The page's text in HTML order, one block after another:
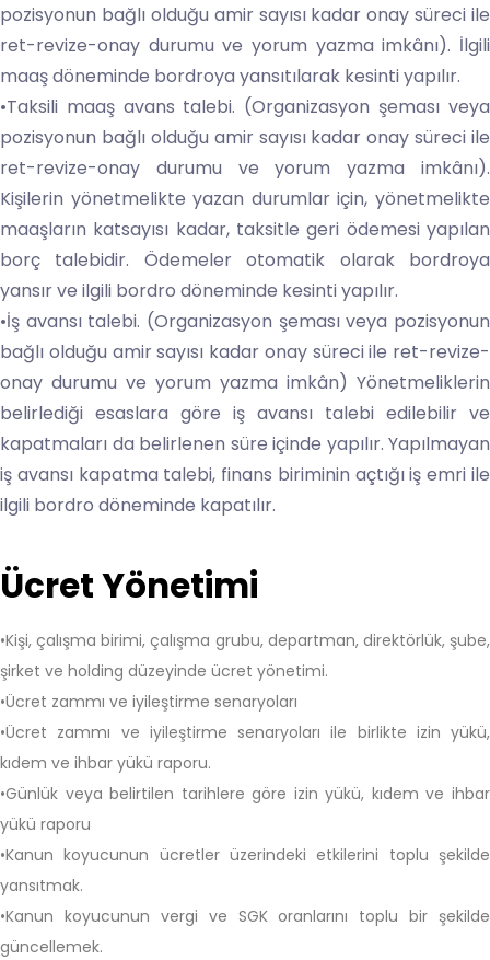
pozisyonun bağlı olduğu amir sayısı kadar onay süreci ile
ret-revize-onay durumu ve yorum yazma imkânı). İlgili
maaş döneminde bordroya yansıtılarak kesinti yapılır.
•Taksili maaş avans talebi. (Organizasyon şeması veya
pozisyonun bağlı olduğu amir sayısı kadar onay süreci ile
ret-revize-onay durumu ve yorum yazma imkânı).
Kişilerin yönetmelikte yazan durumlar için, yönetmelikte
maaşların katsayısı kadar, taksitle geri ödemesi yapılan
borç talebidir. Ödemeler otomatik olarak bordroya
yansır ve ilgili bordro döneminde kesinti yapılır.
•İş avansı talebi. (Organizasyon şeması veya pozisyonun
bağlı olduğu amir sayısı kadar onay süreci ile ret-revize-
onay durumu ve yorum yazma imkân) Yönetmeliklerin
belirlediği esaslara göre iş avansı talebi edilebilir ve
kapatmaları da belirlenen süre içinde yapılır. Yapılmayan
iş avansı kapatma talebi, finans biriminin açtığı iş emri ile
ilgili bordro döneminde kapatılır.
Ücret Yönetimi
•Kişi, çalışma birimi, çalışma grubu, departman, direktörlük, şube,
şirket ve holding düzeyinde ücret yönetimi.
•Ücret zammı ve iyileştirme senaryoları
•Ücret zammı ve iyileştirme senaryoları ile birlikte izin yükü,
kıdem ve ihbar yükü raporu.
•Günlük veya belirtilen tarihlere göre izin yükü, kıdem ve ihbar
yükü raporu
•Kanun koyucunun ücretler üzerindeki etkilerini toplu şekilde
yansıtmak.
•Kanun koyucunun vergi ve SGK oranlarını toplu bir şekilde
güncellemek.